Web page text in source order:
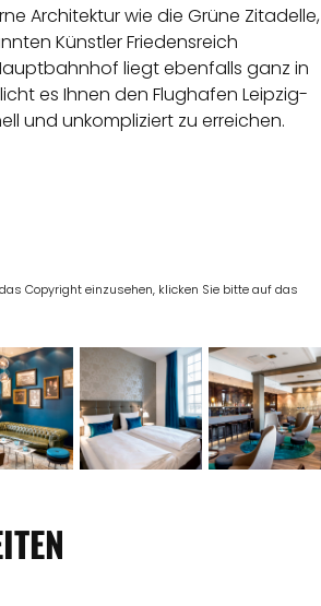
Architektur wie die Grüne Zitadelle,
Künstler Friedensreich
liegt ebenfalls ganz in
es Ihnen den Flughafen Leipzig-
und unkompliziert zu erreichen.
Copyright einzusehen, klicken Sie bitte auf das